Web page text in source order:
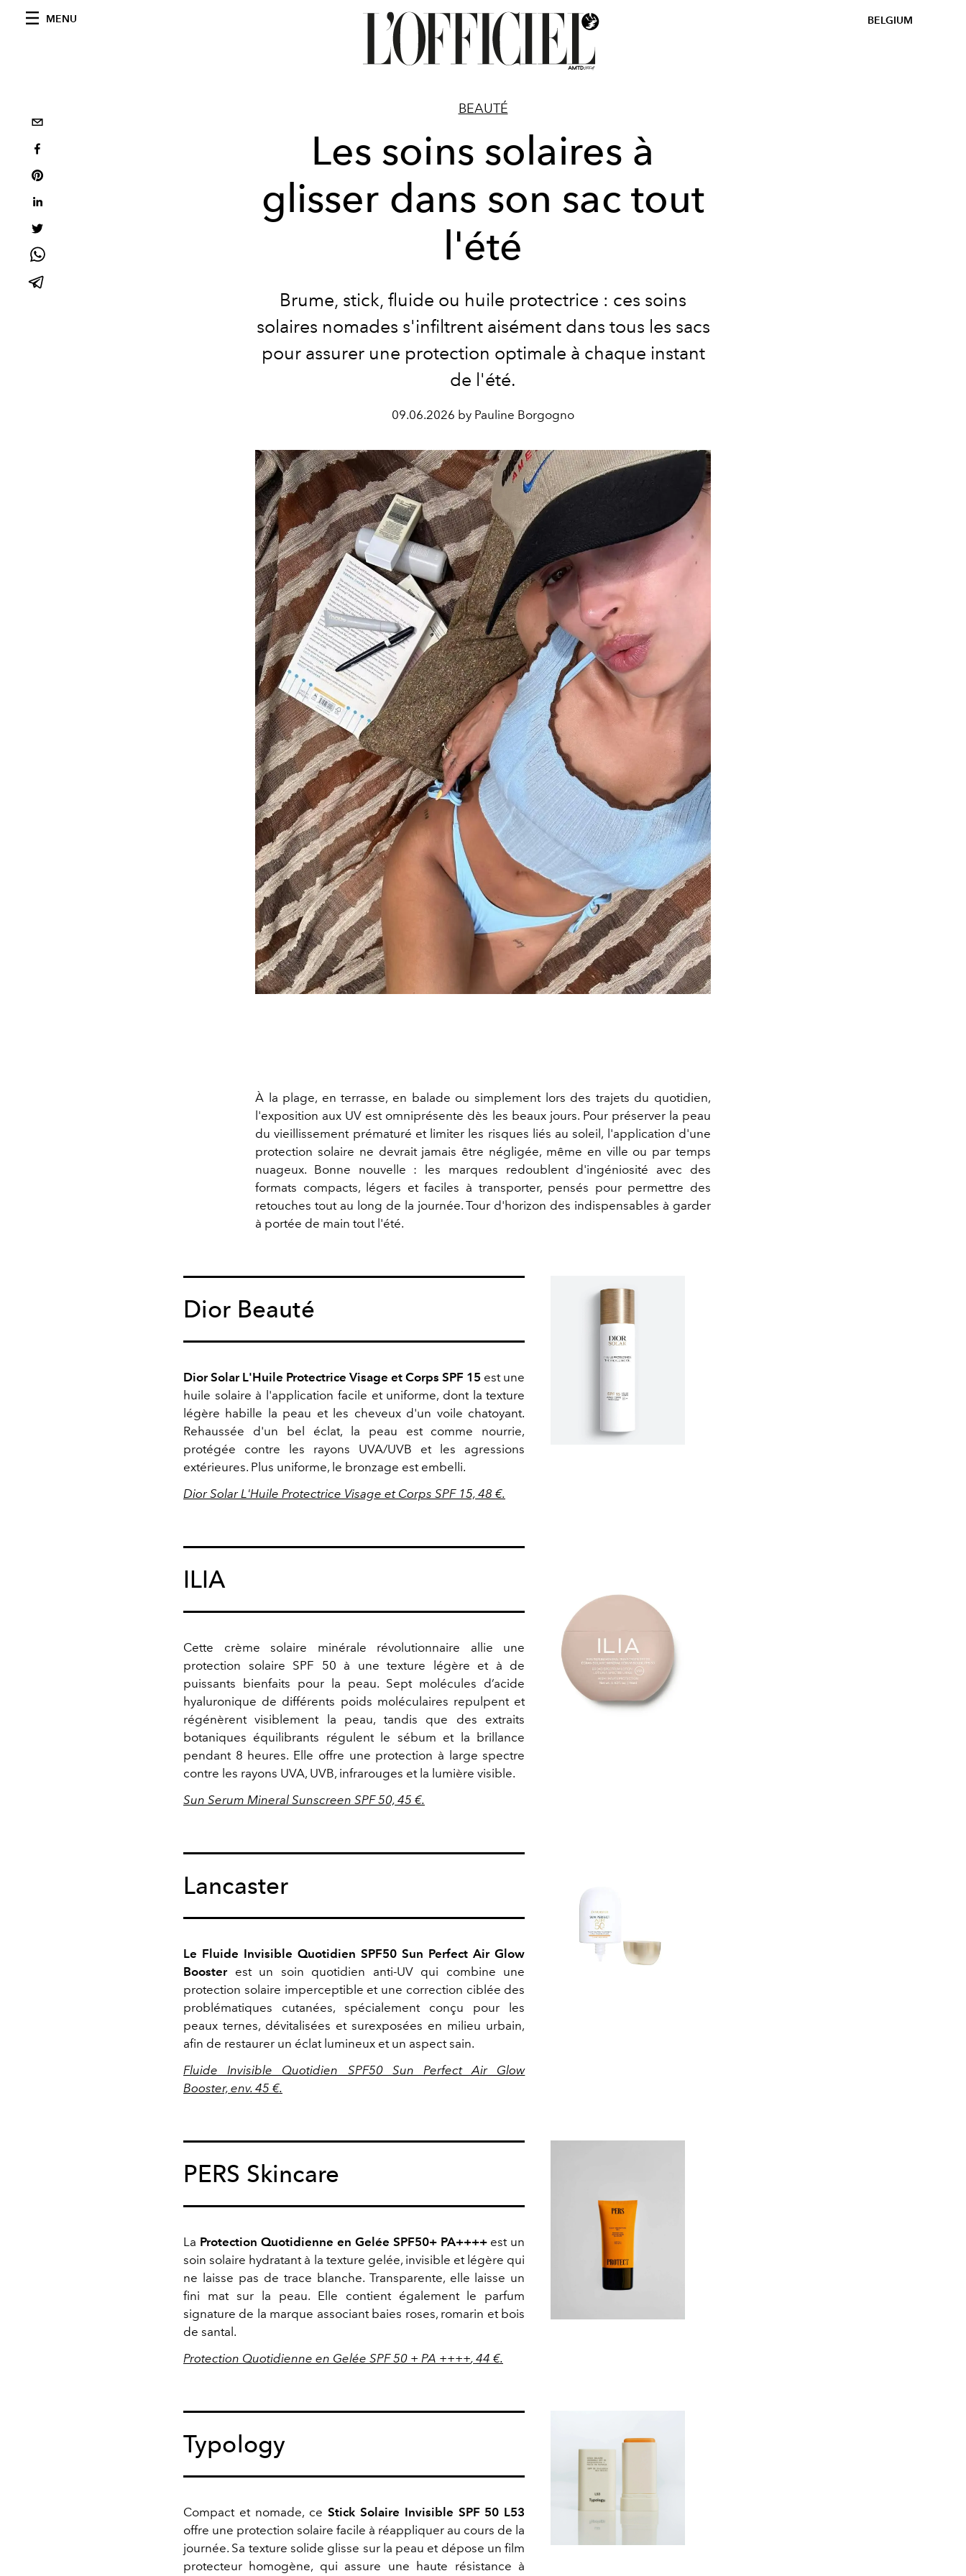
MENU BELGIUM
BEAUTÉ
Les soins solaires à
glisser dans son sac tout
l'été
Brume, stick, fluide ou huile protectrice : ces soins
solaires nomades s'infiltrent aisément dans tous les sacs
pour assurer une protection optimale à chaque instant
de l'été.
09.06.2026 by Pauline Borgogno
À la plage, en terrasse, en balade ou simplement lors des trajets du quotidien,
l'exposition aux UV est omniprésente dès les beaux jours. Pour préserver la peau
du vieillissement prématuré et limiter les risques liés au soleil, l'application d'une
protection solaire ne devrait jamais être négligée, même en ville ou par temps
nuageux. Bonne nouvelle : les marques redoublent d'ingéniosité avec des
formats compacts, légers et faciles à transporter, pensés pour permettre des
retouches tout au long de la journée. Tour d'horizon des indispensables à garder
à portée de main tout l'été.
Dior Beauté
Dior Solar L'Huile Protectrice Visage et Corps SPF 15 est une
huile solaire à l'application facile et uniforme, dont la texture
légère habille la peau et les cheveux d'un voile chatoyant.
Rehaussée d'un bel éclat, la peau est comme nourrie,
protégée contre les rayons UVA/UVB et les agressions
extérieures. Plus uniforme, le bronzage est embelli.
Dior Solar L'Huile Protectrice Visage et Corps SPF 15, 48 €.
ILIA
Cette crème solaire minérale révolutionnaire allie une
protection solaire SPF 50 à une texture légère et à de
puissants bienfaits pour la peau. Sept molécules d’acide
hyaluronique de différents poids moléculaires repulpent et
régénèrent visiblement la peau, tandis que des extraits
botaniques équilibrants régulent le sébum et la brillance
pendant 8 heures. Elle offre une protection à large spectre
contre les rayons UVA, UVB, infrarouges et la lumière visible.
Sun Serum Mineral Sunscreen SPF 50, 45 €.
Lancaster
Le Fluide Invisible Quotidien SPF50 Sun Perfect Air Glow
Boosterest un soin quotidien anti-UV qui combine une
protection solaire imperceptible et une correction ciblée des
problématiques cutanées, spécialement conçu pour les
peaux ternes, dévitalisées et surexposées en milieu urbain,
afin de restaurer un éclat lumineux et un aspect sain.
Fluide Invisible Quotidien SPF50 Sun Perfect Air Glow
Booster, env. 45 €.
PERS Skincare
La Protection Quotidienne en Gelée SPF50+ PA++++ est un
soin solaire hydratant à la texture gelée, invisible et légère qui
ne laisse pas de trace blanche. Transparente, elle laisse un
fini mat sur la peau. Elle contient également le parfum
signature de la marque associant baies roses, romarin et bois
de santal.
Protection Quotidienne en Gelée SPF 50 + PA ++++, 44 €.
Typology
Compact et nomade, ce Stick Solaire Invisible SPF 50 L53
offre une protection solaire facile à réappliquer au cours de la
journée. Sa texture solide glisse sur la peau et dépose un film
protecteur homogène, qui assure une haute résistance à